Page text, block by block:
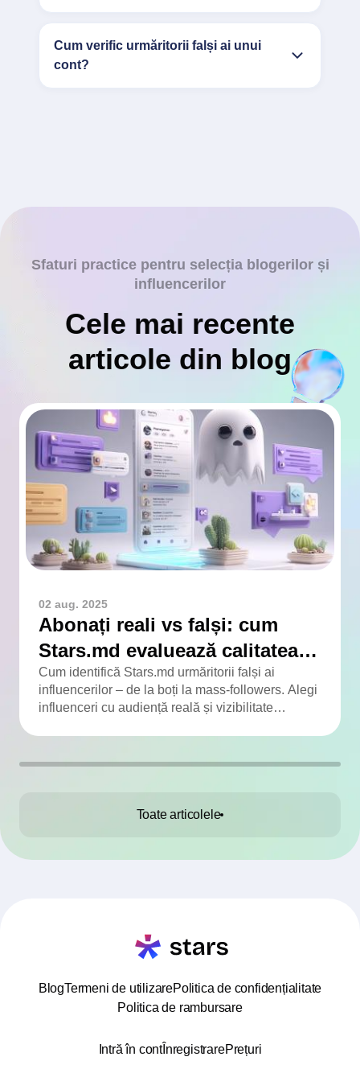
Cum verific urmăritorii falși ai unui
cont?
Sfaturi practice pentru selecția blogerilor și
influencerilor
Cele mai recente
articole din blog
02 aug. 2025
Abonați reali vs falși: cum
Stars.md evaluează calitatea
audienței
Cum identifică Stars.md urmăritorii falși ai
influencerilor – de la boți la mass-followers. Alegi
influenceri cu audiență reală și vizibilitate
Toate articolele
BlogTermeni de utilizarePolitica de confidențialitate
Politica de rambursare
Intră în contÎnregistrarePrețuri